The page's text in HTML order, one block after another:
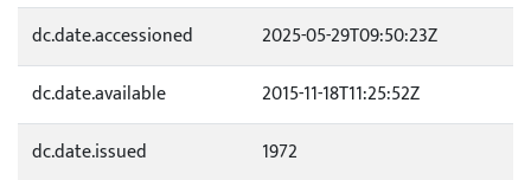
dc.date.accessioned
2025-05-29T09:50:23Z
dc.date.available
2015-11-18T11:25:52Z
dc.date.issued
1972